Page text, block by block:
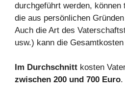
durchgeführt werden,
die aus persönlichen
Auch die Art des
usw.) kann die
Im Durchschnitt kosten
zwischen 200 und 700 Euro.